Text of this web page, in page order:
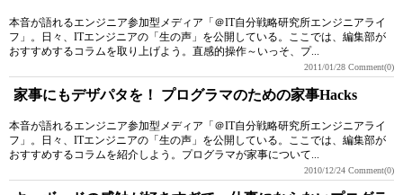
本音が語れるエンジニア参加型メディア「＠IT自分戦略研究所エンジニアライ
フ」。日々、ITエンジニアの「生の声」を公開している。ここでは、編集部が
おすすめするコラムを取り上げよう。直感的操作～いっそ、プ...
2011/01/28 Comment(0)
家事にもデザパタを！ プログラマのための家事Hacks
本音が語れるエンジニア参加型メディア「＠IT自分戦略研究所エンジニアライ
フ」。日々、ITエンジニアの「生の声」を公開している。ここでは、編集部が
おすすめするコラムを紹介しよう。プログラマが家事について...
2010/12/24 Comment(0)